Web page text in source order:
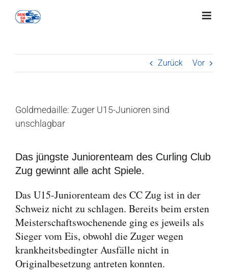
Inhalt
Zurück Vor
Goldmedaille: Zuger U15-Junioren sind
unschlagbar
Das jüngste Juniorenteam des Curling Club
Zug gewinnt alle acht Spiele.
Das U15-Juniorenteam des CC Zug ist in der
Schweiz nicht zu schlagen. Bereits beim ersten
Meisterschaftswochenende ging es jeweils als
Sieger vom Eis, obwohl die Zuger wegen
krankheitsbedingter Ausfälle nicht in
Originalbesetzung antreten konnten.